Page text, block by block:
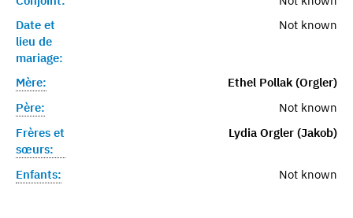
Date et
lieu de
mariage:
Not known
Mère:
Ethel Pollak (Orgler)
Père:
Not known
Frères et
sœurs:
Lydia Orgler (Jakob)
Enfants: Not known